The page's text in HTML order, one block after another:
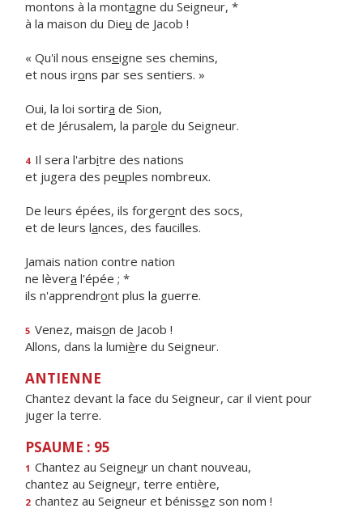
montons à la montagne du Seigneur, *
à la maison du Dieu de Jacob !
« Qu'il nous enseigne ses chemins,
et nous irons par ses sentiers. »
Oui, la loi sortira de Sion,
et de Jérusalem, la parole du Seigneur.
4 Il sera l'arbitre des nations
et jugera des peuples nombreux.
De leurs épées, ils forgeront des socs,
et de leurs lances, des faucilles.
Jamais nation contre nation
ne lèvera l'épée ; *
ils n'apprendront plus la guerre.
5 Venez, maison de Jacob !
Allons, dans la lumière du Seigneur.
ANTIENNE
Chantez devant la face du Seigneur, car il vient pour
juger la terre.
PSAUME : 95
1 Chantez au Seigneur un chant nouveau,
chantez au Seigneur, terre entière,
2 chantez au Seigneur et bénissez son nom !